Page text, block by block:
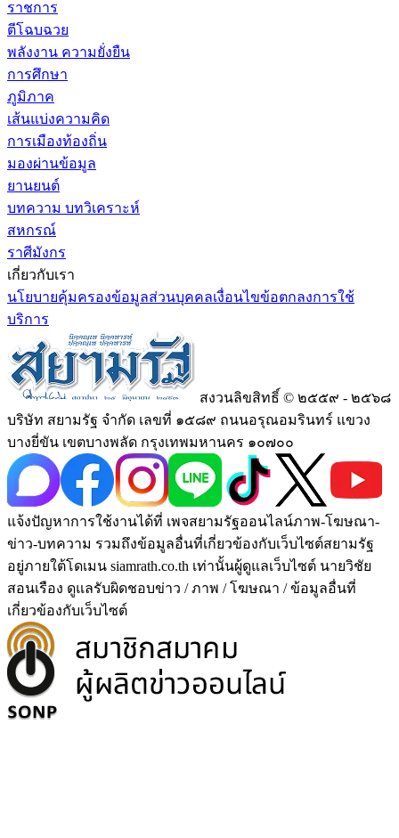
ราชการ
ตีโฉบฉวย
พลังงาน ความยั่งยืน
การศึกษา
ภูมิภาค
เส้นแบ่งความคิด
การเมืองท้องถิ่น
มองผ่านข้อมูล
ยานยนต์
บทความ บทวิเคราะห์
สหกรณ์
ราศีมังกร
เกี่ยวกับเรา
นโยบายคุ้มครองข้อมูลส่วนบุคคลเงื่อนไขข้อตกลงการใช้
บริการ
สงวนลิขสิทธิ์ © ๒๕๕๙ - ๒๕๖๘
บริษัท สยามรัฐ จำกัด เลขที่ ๑๕๘๙ ถนนอรุณอมรินทร์ แขวง
บางยี่ขัน เขตบางพลัด กรุงเทพมหานคร ๑๐๗๐๐
แจ้งปัญหาการใช้งานได้ที่ เพจสยามรัฐออนไลน์ภาพ-โฆษณา-
ข่าว-บทความ รวมถึงข้อมูลอื่นที่เกี่ยวข้องกับเว็บไซต์สยามรัฐ
อยู่ภายใต้โดเมน siamrath.co.th เท่านั้นผู้ดูแลเว็บไซต์ นายวิชัย
สอนเรือง ดูแลรับผิดชอบข่าว / ภาพ / โฆษณา / ข้อมูลอื่นที่
เกี่ยวข้องกับเว็บไซต์